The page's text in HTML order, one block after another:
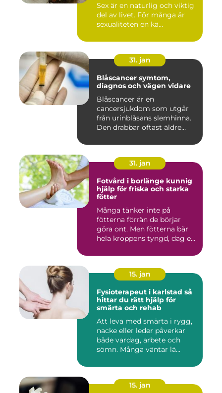
Sex är en naturlig och viktig
del av livet. För många är
sexualiteten en kä...
31. jan
Blåscancer symtom,
diagnos och vägen vidare
Blåscancer är en
cancersjukdom som utgår
från urinblåsans slemhinna.
Den drabbar oftast äldre
31. jan
Fotvård i borlänge kunnig
hjälp för friska och starka
fötter
Många tänker inte på
fötterna förrän de börjar
göra ont. Men fötterna bär
hela kroppens tyngd, dag e...
15. jan
Fysioterapeut i karlstad så
hittar du rätt hjälp för
smärta och rehab
Att leva med smärta i rygg,
nacke eller leder påverkar
både vardag, arbete och
sömn. Många väntar lä...
15. jan